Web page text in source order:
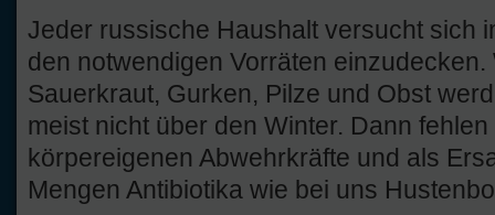
Jeder russische Haushalt versucht sich
den notwendigen Vorräten
Sauerkraut, Gurken, Pilze und Obst
meist nicht über den Winter. Dann
körpereigenen Abwehrkräfte und als
Mengen Antibiotika wie bei uns